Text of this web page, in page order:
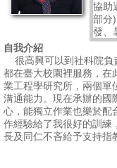
研
消
息
公
告
協助
部分
發、
自我介紹
很高興可以到社科院負
都在臺大校園裡服務，在
業工程學研究所，兩個單
溝通能力。現在承辦的國
心，能獨立作業也樂於配
作經驗給了我很好的訓練
長及同仁不吝給予支持指